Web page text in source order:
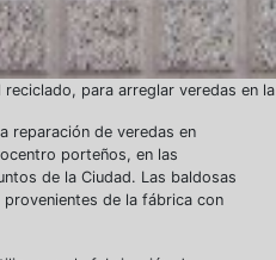
para arreglar veredas en
reparación de veredas en
porteños, en las
de la Ciudad. Las baldosas
de la fábrica con